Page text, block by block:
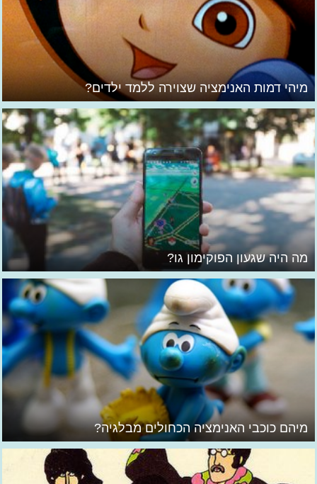
מיהי דמות האנימציה שצוירה ללמד ילדים?
מה היה שגעון הפוקימון גו?
מיהם כוכבי האנימציה הכחולים מבלגיה?